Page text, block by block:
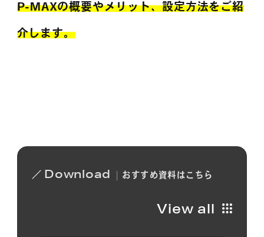
P-MAXの概要やメリット、設定方法をご紹
介します。
Download おすすめ資料は こちら
View all